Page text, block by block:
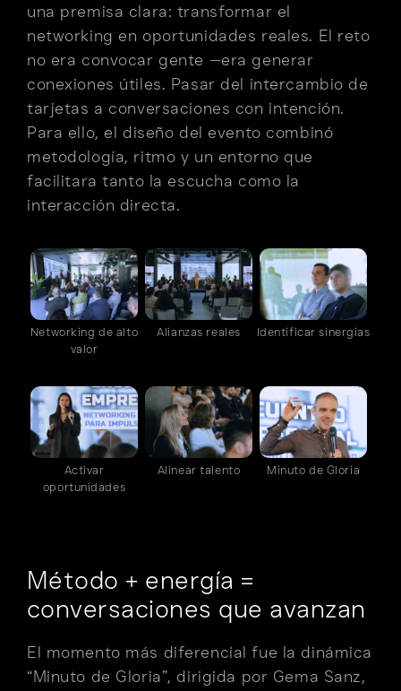
una premisa clara: transformar el
networking en oportunidades reales. El reto
no era convocar gente —era generar
conexiones útiles. Pasar del intercambio de
tarjetas a conversaciones con intención.
Para ello, el diseño del evento combinó
metodología, ritmo y un entorno que
facilitara tanto la escucha como la
interacción directa.
Networking de alto
valor
Alianzas reales Identificar sinergias
Activar
oportunidades
Alinear talento Minuto de Gloria
Método + energía =
conversaciones que avanzan
El momento más diferencial fue la dinámica
“Minuto de Gloria”, dirigida por Gema Sanz,